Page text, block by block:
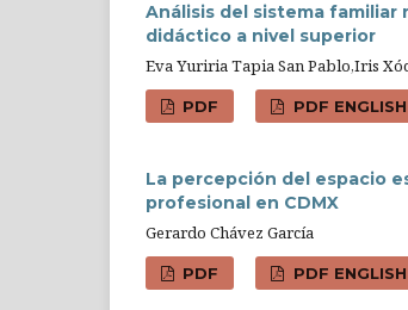
Análisis del sistema familiar
didáctico a nivel superior
Eva Yuriria Tapia San Pablo,Iris
PDF PDF ENGLISH
La percepción del espacio
profesional en CDMX
Gerardo Chávez García
PDF PDF ENGLISH